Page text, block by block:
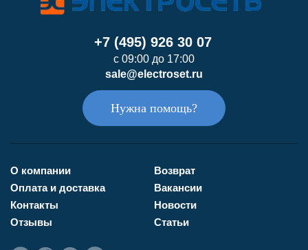
+7 (495) 926 30 07
с 09:00 до 17:00
sale@electroset.ru
Нужна помощь?
О компании
Оплата и доставка
Контакты
Отзывы
Возврат
Вакансии
Новости
Статьи